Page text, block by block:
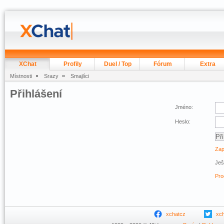
XChat Profily Duel / Top Fórum Extra
Místnosti Srazy Smajlíci
Přihlášení
Jméno:
Heslo:
xchatcz